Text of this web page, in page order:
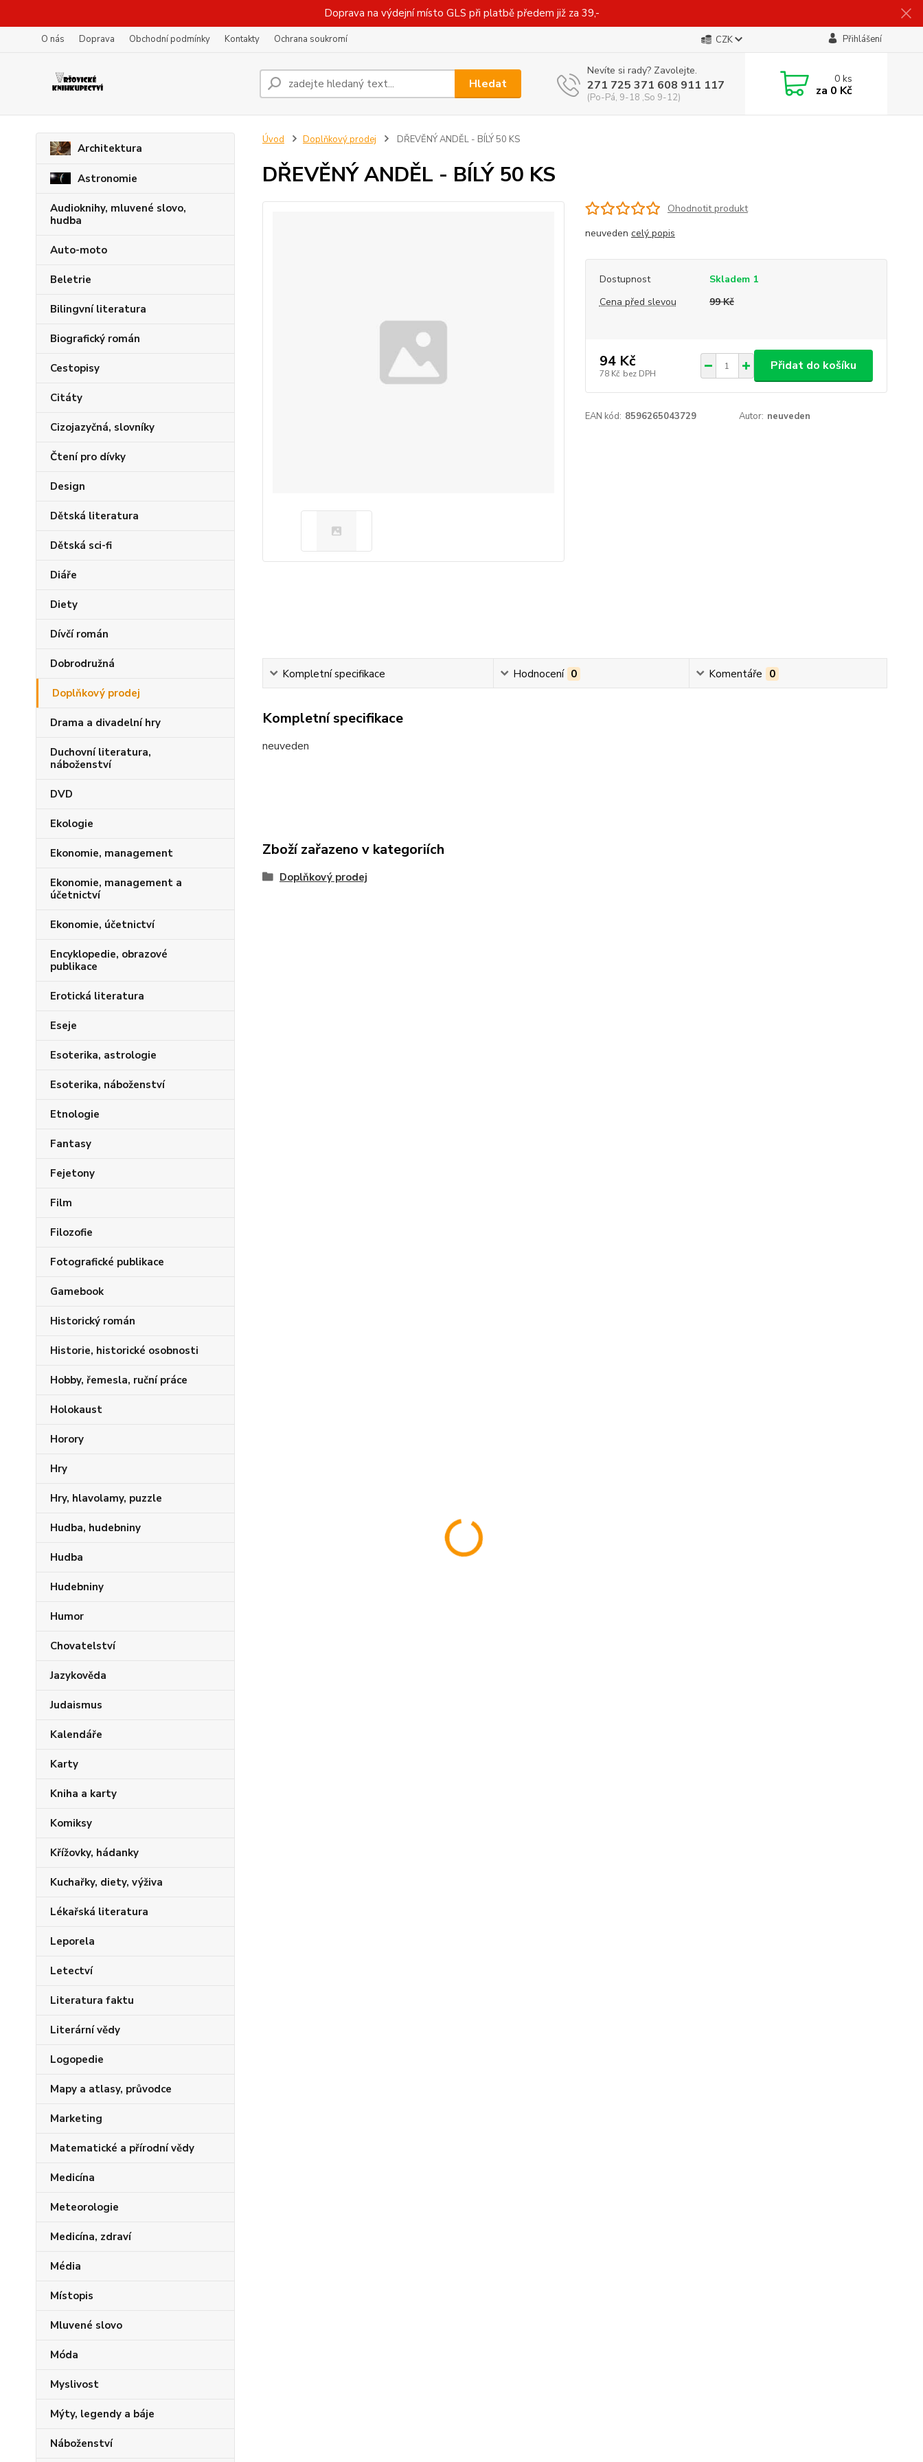
Doprava na výdejní místo GLS při platbě předem již za 39,-
O nás Doprava Obchodní podmínky Kontakty Ochrana soukromí CZK Přihlášení
Hledat
Nevíte si rady? Zavolejte.
271 725 371 608 911 117
(Po-Pá, 9-18 ,So 9-12)
0ks
za 0 Kč
Architektura
Astronomie
Audioknihy, mluvené slovo,
hudba
Auto-moto
Beletrie
Bilingvní literatura
Biografický román
Cestopisy
Citáty
Cizojazyčná, slovníky
Čtení pro dívky
Design
Dětská literatura
Dětská sci-fi
Diáře
Diety
Dívčí román
Dobrodružná
Doplňkový prodej
Drama a divadelní hry
Duchovní literatura,
náboženství
DVD
Ekologie
Ekonomie, management
Ekonomie, management a
účetnictví
Ekonomie, účetnictví
Encyklopedie, obrazové
publikace
Erotická literatura
Eseje
Esoterika, astrologie
Esoterika, náboženství
Etnologie
Fantasy
Fejetony
Film
Filozofie
Fotografické publikace
Gamebook
Historický román
Historie, historické osobnosti
Hobby, řemesla, ruční práce
Holokaust
Horory
Hry
Hry, hlavolamy, puzzle
Hudba, hudebniny
Hudba
Hudebniny
Humor
Chovatelství
Jazykověda
Judaismus
Kalendáře
Karty
Kniha a karty
Komiksy
Křížovky, hádanky
Kuchařky, diety, výživa
Lékařská literatura
Leporela
Letectví
Literatura faktu
Literární vědy
Logopedie
Mapy a atlasy, průvodce
Marketing
Matematické a přírodní vědy
Medicína
Meteorologie
Medicína, zdraví
Média
Místopis
Mluvené slovo
Móda
Myslivost
Mýty, legendy a báje
Náboženství
Úvod Doplňkový prodej DŘEVĚNÝ ANDĚL - BÍLÝ 50 KS
DŘEVĚNÝ ANDĚL - BÍLÝ 50 KS
Ohodnotit produkt
neuveden celý popis
Dostupnost
Skladem 1
Cena před slevou
99 Kč
94 Kč
78 Kč bez DPH
Přidat do košíku
EAN kód: 8596265043729 Autor: neuveden
Kompletní specifikace Hodnocení 0 Komentáře 0
Kompletní specifikace
neuveden
Zboží zařazeno v kategoriích
Doplňkový prodej